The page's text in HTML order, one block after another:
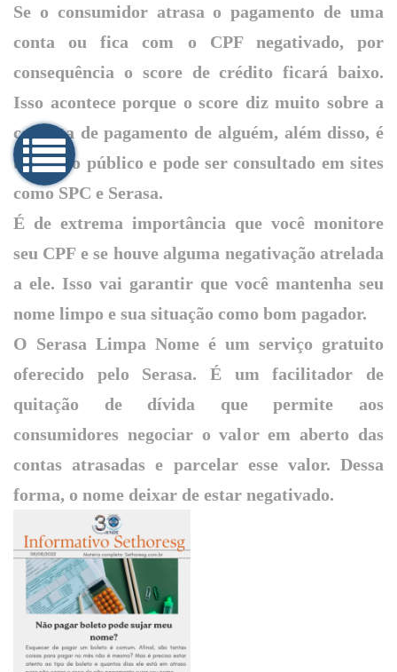
Se o consumidor atrasa o pagamento de uma
conta ou fica com o CPF negativado, por
consequência o score de crédito ficará baixo.
Isso acontece porque o score diz muito sobre a
conduta de pagamento de alguém, além disso, é
um dado público e pode ser consultado em sites
como SPC e Serasa.
É de extrema importância que você monitore
seu CPF e se houve alguma negativação atrelada
a ele. Isso vai garantir que você mantenha seu
nome limpo e sua situação como bom pagador.
O Serasa Limpa Nome é um serviço gratuito
oferecido pelo Serasa. É um facilitador de
quitação de dívida que permite aos
consumidores negociar o valor em aberto das
contas atrasadas e parcelar esse valor. Dessa
forma, o nome deixar de estar negativado.